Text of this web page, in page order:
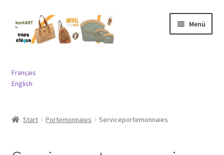
Zur
Navigation
springen
Springe
zum
Inhalt
Menü
Portemonnaies
Français
English
Start Portemonnaies Serviceportemonnaies